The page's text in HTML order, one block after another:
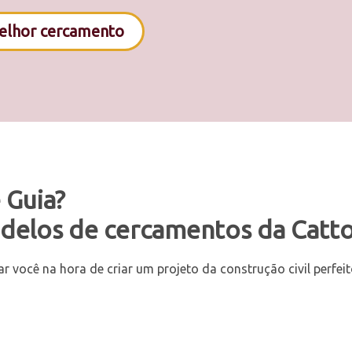
cercamento
de cercamentos da
você na hora de criar um projeto da construção civil